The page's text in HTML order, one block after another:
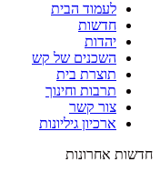
לעמוד הבית
חדשות
יהדות
השכנים של קש
תוצרת בית
תרבות וחינוך
צור קשר
ארכיון גיליונות
חדשות אחרונות